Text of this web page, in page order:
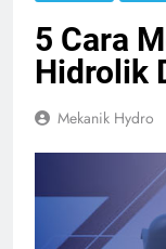
5 Cara
Hidrolik
Mekanik Hydro